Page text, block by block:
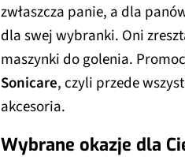
zwłaszcza panie, a dla
dla swej wybranki. Oni
maszynki do golenia.
Sonicare, czyli przede
akcesoria.
Wybrane okazje dla